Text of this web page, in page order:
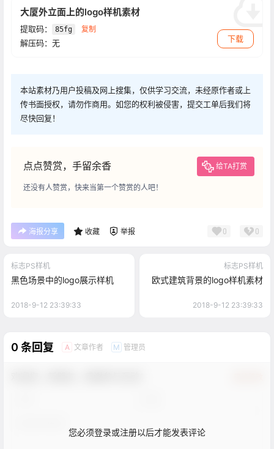
大厦外立面上的logo样机素材
提取码： 85fg 复制
解压码：无 下载
本站素材乃用户投稿及网上搜集，仅供学习交流，未经原作者或上
传书面授权，请勿作商用。如您的权利被侵害，提交工单后我们将
尽快回复！
点点赞赏，手留余香 给TA打赏
还没有人赞赏，快来当第一个赞赏的人吧！
海报分享 收藏 举报 0 0
标志PS样机
黑色场景中的logo展示样机
2018-9-12 23:39:33
标志PS样机
欧式建筑背景的logo样机素材
2018-9-12 23:39:33
0 条回复 A 文章作者 M 管理员
您必须登录或注册以后才能发表评论